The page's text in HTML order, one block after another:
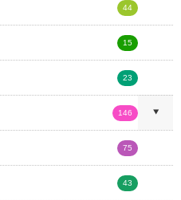
44
15
23
146
75
43